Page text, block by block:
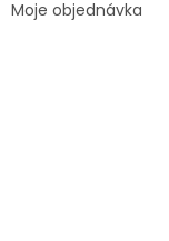
Moje objednávka